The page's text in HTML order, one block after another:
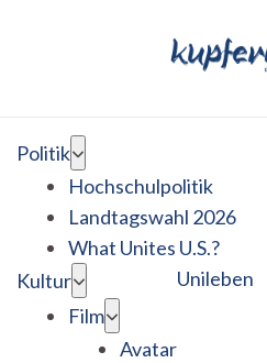
Politik
Hochschulpolitik
Landtagswahl 2026
What Unites U.S.?
Kultur
Film
Avatar
Unileben